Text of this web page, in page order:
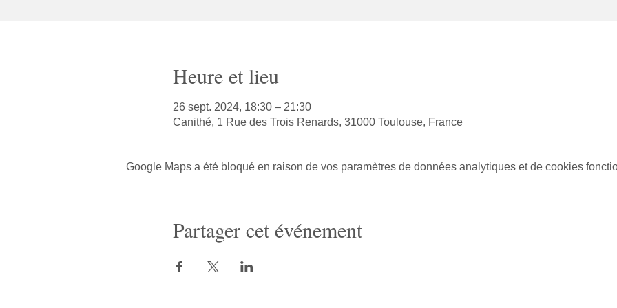
Heure et lieu
26 sept. 2024, 18:30 – 21:30
Canithé, 1 Rue des Trois Renards, 31000 Toulouse, France
Google Maps a été bloqué en raison de vos paramètres de données analytiques et de cookies
Partager cet événement